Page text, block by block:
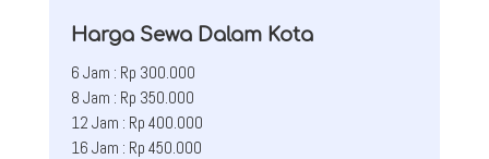
Harga Sewa Dalam Kota
6 Jam : Rp 300.000
8 Jam : Rp 350.000
12 Jam : Rp 400.000
16 Jam : Rp 450.000